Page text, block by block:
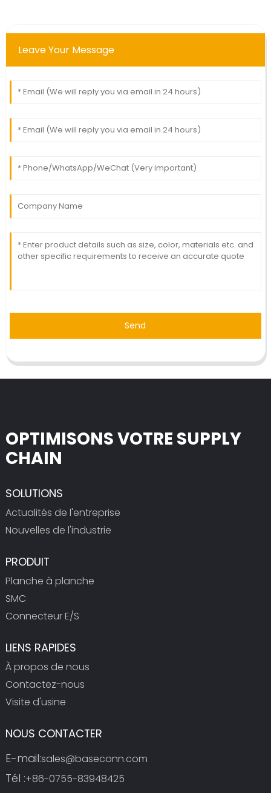
Leave Your Message
Send
OPTIMISONS VOTRE SUPPLY
CHAIN
SOLUTIONS
Actualités de l'entreprise
Nouvelles de l'industrie
PRODUIT
Planche à planche
SMC
Connecteur E/S
LIENS RAPIDES
À propos de nous
Contactez-nous
Visite d'usine
NOUS CONTACTER
E-mail:sales@baseconn.com
Tél :+86-0755-83948425